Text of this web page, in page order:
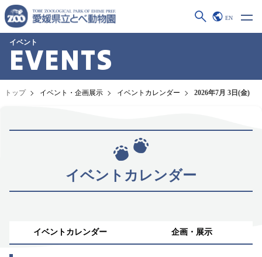
EN
イベント
EVENTS
トップ イベント・企画展示 イベントカレンダー 2026年7月 3日(金)
イベントカレンダー
イベントカレンダー 企画・展示